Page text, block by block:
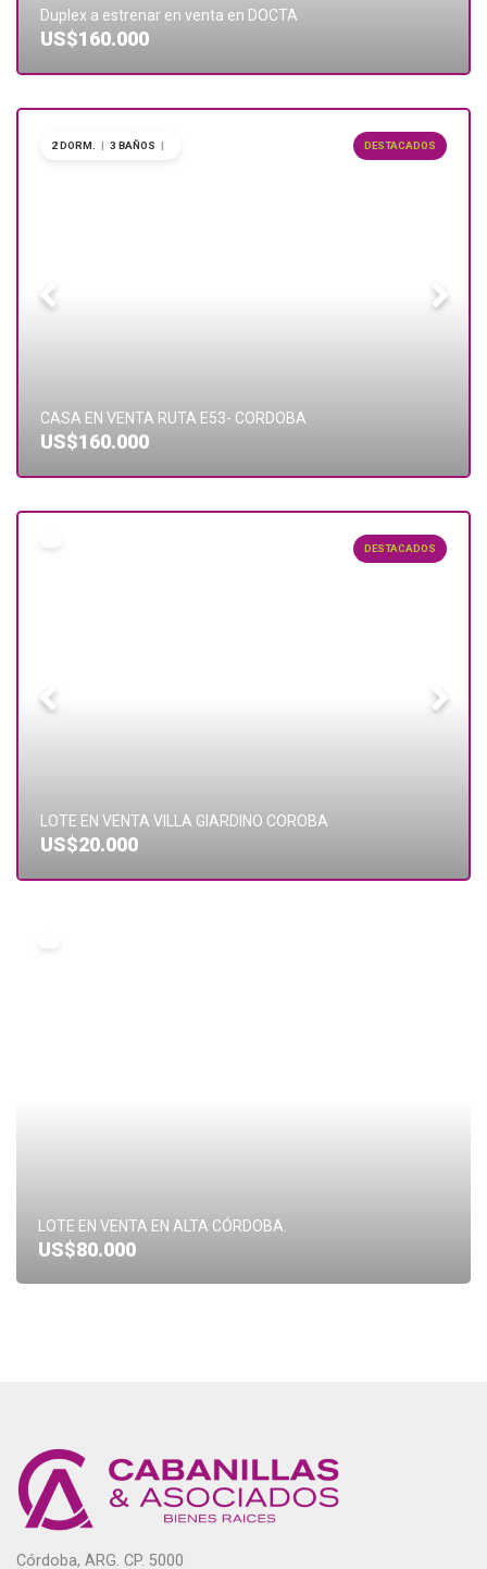
Duplex a estrenar en venta en DOCTA
US$160.000
CASA EN VENTA RUTA E53- CORDOBA
US$160.000
2 DORM. | 3 BAÑOS | DESTACADOS
LOTE EN VENTA VILLA GIARDINO COROBA
US$20.000
DESTACADOS
LOTE EN VENTA EN ALTA CÓRDOBA.
US$80.000
Córdoba, ARG. CP. 5000